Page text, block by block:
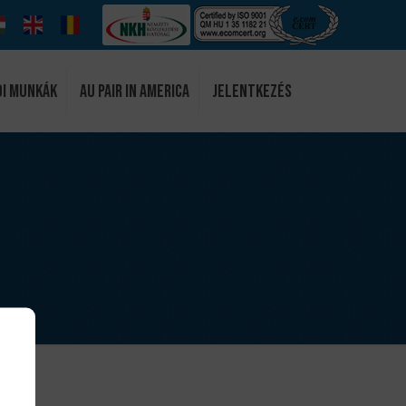
Au Pair in America Jelentkezés